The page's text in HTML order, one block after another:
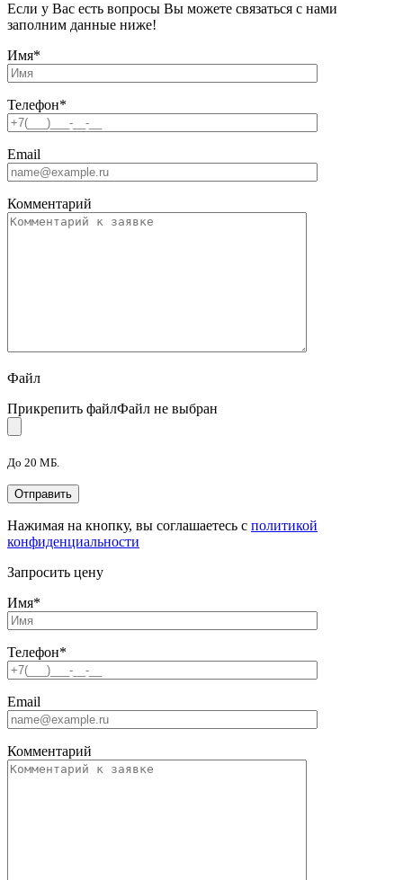
Если у Вас есть вопросы Вы можете связаться с нами
заполним данные ниже!
Имя*
Телефон*
Email
Комментарий
Файл
Прикрепить файлФайл не выбран
До 20 МБ.
Нажимая на кнопку, вы соглашаетесь с политикой
конфиденциальности
Запросить цену
Имя*
Телефон*
Email
Комментарий